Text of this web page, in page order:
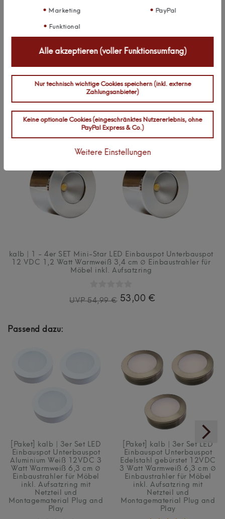
Zuletzt angesehen:
kalb | 1 - 4er SET Mini-Star LED Einbauspot Unterbauspot
12 VDC 1,2 Watt Warmweiß 3,4 cm ∅ Einbaustrahler für
Möbel inkl. Aufsatzring
UVP 54,99 € 53,00 €
Passend dazu:
[Paket] kalb | 3er Set LED
Einbauspot Unterbauspot
Aluminium Weiß 12VDC 3
Watt Warmweiß 6,3 cm ∅
Einbaustrahler für Möbel
inkl. Aufsatzring mit
Netzteil und
Montagematerial Plug and
Play
[Paket] kalb | 3er Set LED
Einbauspot Unterbauspot
Edelstahl gebürstet 12VDC
3 Watt Warmweiß 6,3 cm ∅
Einbaustrahler für Möbel
inkl. Aufsatzring mit
Netzteil und
Montagematerial Plug and
Play
Marketing PayPal
Funktional
Alle akzeptieren (voller Funktionsumfang)
Nur technisch wichtige Cookies speichern (inkl. externe
Zahlungsanbieter)
Keine optionale Cookies (eingeschränktes Nutzererlebnis, ohne
PayPal Express & Co.)
Weitere Einstellungen